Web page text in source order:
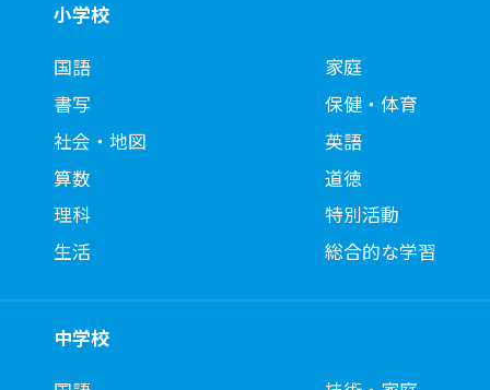
小学校
国語
書写
社会・地図
算数
理科
生活
家庭
保健・体育
英語
道徳
特別活動
総合的な学習
中学校